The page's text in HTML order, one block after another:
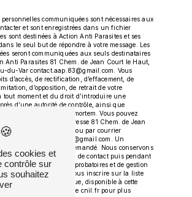
communiquées sont nécessaires aux
et sont enregistrées dans un fichier
sont destinées à Action Anti Parasites et ses
le seul but de répondre à votre message. Les
seront communiquées aux seuls destinataires
Anti Parasites 81 Chem. de Jean Court le Haut,
du-Var contact.aap.83@gmail.com. Vous
d’accès, de rectification, d’effacement, de
d’opposition, de retrait de votre
tout moment et du droit d’introduire une
d’une autorité de contrôle, ainsi que
de vos données post-mortem. Vous pouvez
par voie postale à l'adresse 81 Chem. de Jean
83390 Pierrefeu-du-Var ou par courrier
contact.aap.83@gmail.com. Un
pourra vous être demandé. Nous conservons
la période de prise de contact puis pendant
légale aux fins probatoires et de gestion
Vous avez le droit de vous inscrire sur la liste
démarchage téléphonique, disponible à cette
. Consultez le site cnil.fr pour plus
cookies et
contrôle sur
souhaitez